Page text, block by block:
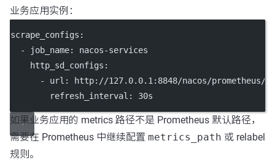
业务应用实例：
scrape_configs :
  -
job_name: nacos-services
http_sd_configs :
      -
url :
http://127.0.0.1:8848/nacos/prometheus/
refresh_interval : 30s
如果业务应用的 metrics 路径不是 Prometheus 默认路径，
需要在 Prometheus 中继续配置 metrics_path 或 relabel
规则。